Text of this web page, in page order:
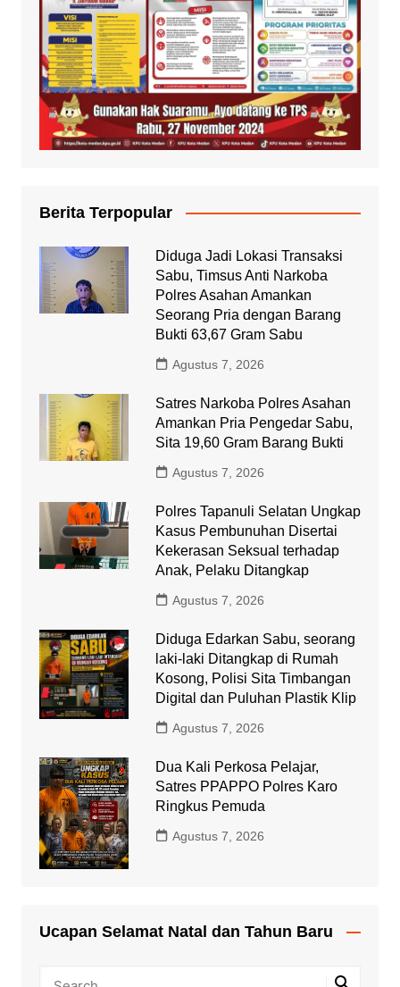
Berita Terpopular
Diduga Jadi Lokasi Transaksi
Sabu, Timsus Anti Narkoba
Polres Asahan Amankan
Seorang Pria dengan Barang
Bukti 63,67 Gram Sabu
Agustus 7, 2026
Satres Narkoba Polres Asahan
Amankan Pria Pengedar Sabu,
Sita 19,60 Gram Barang Bukti
Agustus 7, 2026
Polres Tapanuli Selatan Ungkap
Kasus Pembunuhan Disertai
Kekerasan Seksual terhadap
Anak, Pelaku Ditangkap
Agustus 7, 2026
Diduga Edarkan Sabu, seorang
laki-laki Ditangkap di Rumah
Kosong, Polisi Sita Timbangan
Digital dan Puluhan Plastik Klip
Agustus 7, 2026
Dua Kali Perkosa Pelajar,
Satres PPAPPO Polres Karo
Ringkus Pemuda
Agustus 7, 2026
Ucapan Selamat Natal dan Tahun Baru